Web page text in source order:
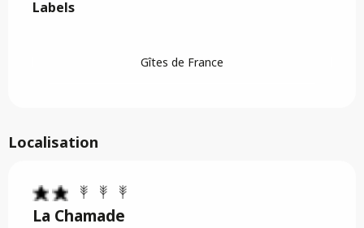
Labels
Labels
Gîtes de France
Localisation
La Chamade